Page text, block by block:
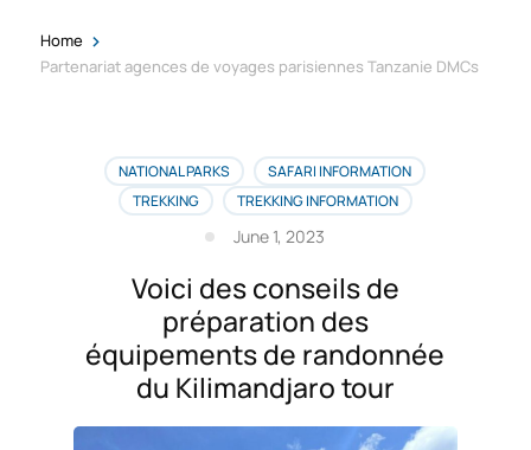
Home >
Partenariat agences de voyages parisiennes Tanzanie DMCs
NATIONAL PARKS
SAFARI INFORMATION
TREKKING
TREKKING INFORMATION
June 1, 2023
Voici des conseils de
préparation des
équipements de randonnée
du Kilimandjaro tour